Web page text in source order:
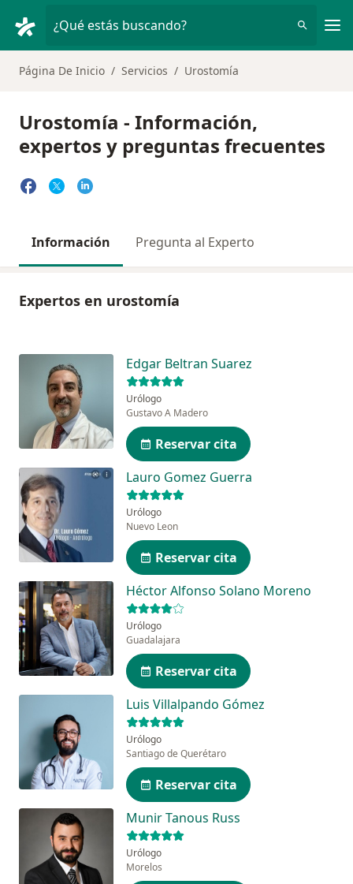
¿Qué estás buscando?
Página De Inicio Servicios Urostomía
Urostomía - Información,
expertos y preguntas frecuentes
Información Pregunta al Experto
Expertos en urostomía
Edgar Beltran Suarez
Urólogo
Gustavo A Madero
Reservar cita
Lauro Gomez Guerra
Urólogo
Nuevo Leon
Reservar cita
Héctor Alfonso Solano Moreno
Urólogo
Guadalajara
Reservar cita
Luis Villalpando Gómez
Urólogo
Santiago de Querétaro
Reservar cita
Munir Tanous Russ
Urólogo
Morelos